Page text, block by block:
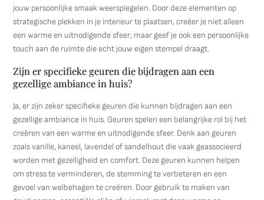
jouw persoonlijke smaak weerspiegelen. Door deze elementen op
strategische plekken in je interieur te plaatsen, creëer je niet alleen
een warme en uitnodigende sfeer, maar geef je ook een persoonlijke
touch aan de ruimte die echt jouw eigen stempel draagt.
Zijn er specifieke geuren die bijdragen aan een
gezellige ambiance in huis?
Ja, er zijn zeker specifieke geuren die kunnen bijdragen aan een
gezellige ambiance in huis. Geuren spelen een belangrijke rol bij het
creëren van een warme en uitnodigende sfeer. Denk aan geuren
zoals vanille, kaneel, lavendel of sandelhout die vaak geassocieerd
worden met gezelligheid en comfort. Deze geuren kunnen helpen
om stress te verminderen, de stemming te verbeteren en een
gevoel van welbehagen te creëren. Door gebruik te maken van